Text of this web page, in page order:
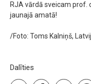
RJA vārdā sveicam prof.
jaunajā amatā!
/Foto: Toms Kalniņš,
Dalīties